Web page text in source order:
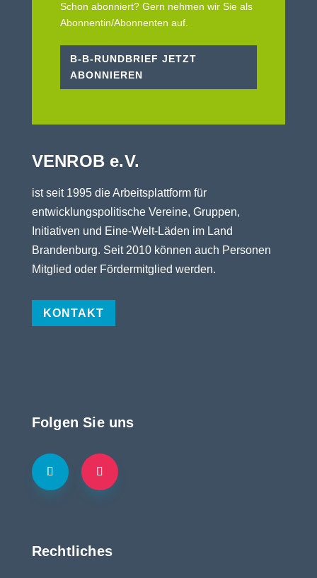
Schon abonniert? Gern nehmen wir Sie als
Abonnentin/Abonnenten auf.
B-B-RUNDBRIEF JETZT
ABONNIEREN
VENROB e.V.
ist seit 1995 die Arbeitsplattform für
entwicklungspolitische Vereine, Gruppen,
Initiativen und Eine-Welt-Läden im Land
Brandenburg. Seit 2010 können auch Personen
Mitglied oder Fördermitglied werden.
KONTAKT
Folgen Sie uns
Rechtliches